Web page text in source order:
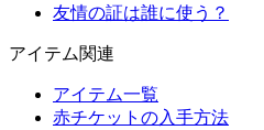
友情の証は誰に使う？
アイテム関連
アイテム一覧
赤チケットの入手方法